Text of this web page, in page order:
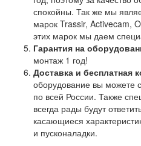
спокойны. Так же мы
марок Trassir, Activecam,
этих марок мы даем
Гарантия на
монтаж 1 год!
Доставка и бесплатная
оборудование вы можете
по всей России. Также
всегда рады будут
касающиеся
и пусконаладки.